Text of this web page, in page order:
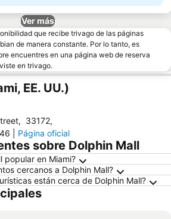
Ver más
que recibe trivago de las páginas
de manera constante. Por lo tanto, es
encuentres en una página web de reserva
en trivago.
EE. UU.)
, 33172,
Página oficial
sobre Dolphin Mall
popular en Miami?
cercanos a Dolphin Mall?
están cerca de Dolphin Mall?